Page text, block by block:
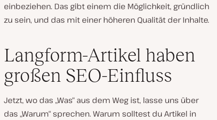
einbeziehen. Das gibt einem die Möglichkeit, gründlich
zu sein, und das mit einer höheren Qualität der Inhalte.
Langform-Artikel haben
großen SEO-Einfluss
Jetzt, wo das „Was“ aus dem Weg ist, lasse uns über
das „Warum“ sprechen. Warum solltest du Artikel in